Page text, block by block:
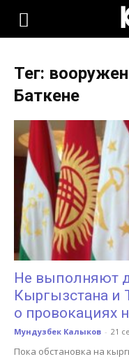
KLOOP.KG
Новости
Кыргызстана
Тег:
Баткене
Не выполняют
Кыргызстана и
о провокациях
Мундузбек Калыков - 21
Пока обстановка на